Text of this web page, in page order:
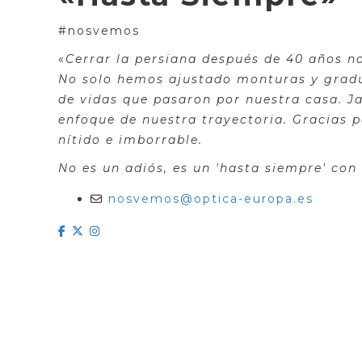
#nosvemos
« Cerrar la persiana después de 40 años
No solo hemos ajustado monturas y
de vidas que pasaron por nuestra casa.
enfoque de nuestra trayectoria. Gracias
nítido e imborrable.
No es un adiós, es un 'hasta siempre'
nosvemos@optica-europa.es